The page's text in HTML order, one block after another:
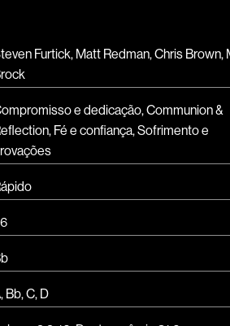
Furtick, Matt Redman, Chris Brown,
e dedicação,Communion &
, Fé e confiança,Sofrimento e
, Bb,C, D